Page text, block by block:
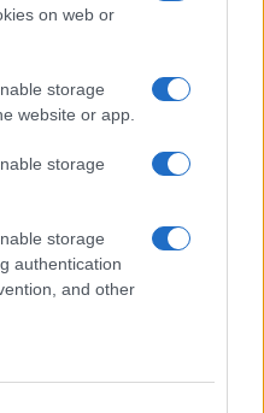
on web or
storage
website or app.
storage
storage
authentication
and othercontrolli,